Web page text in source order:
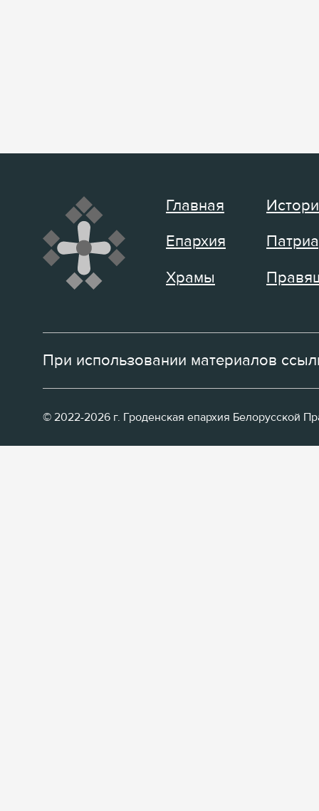
Главная
Епархия
Храмы
При использовании материалов
© 2022-2026 г. Гроденская епархия Белорусской